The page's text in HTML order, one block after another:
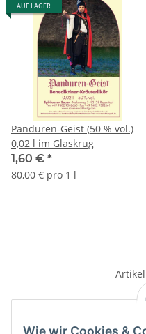
AUF LAGER
Panduren-Geist (50 % vol.)
0,02 l im Glaskrug
1,60 € *
80,00 € pro 1 l